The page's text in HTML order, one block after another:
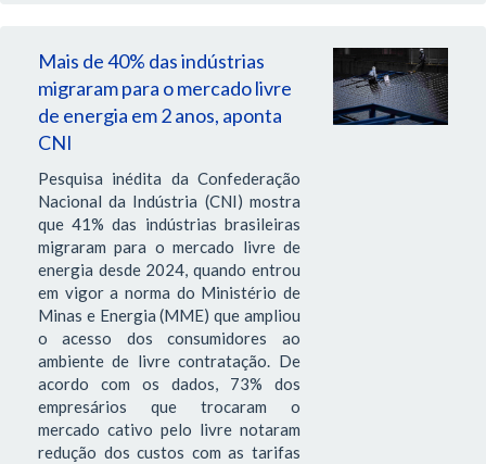
Mais de 40% das indústrias
migraram para o mercado livre
de energia em 2 anos, aponta
CNI
Pesquisa inédita da Confederação
Nacional da Indústria (CNI) mostra
que 41% das indústrias brasileiras
migraram para o mercado livre de
energia desde 2024, quando entrou
em vigor a norma do Ministério de
Minas e Energia (MME) que ampliou
o acesso dos consumidores ao
ambiente de livre contratação. De
acordo com os dados, 73% dos
empresários que trocaram o
mercado cativo pelo livre notaram
redução dos custos com as tarifas